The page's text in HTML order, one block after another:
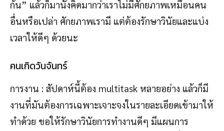
ก้น” แล้วก็มานั่งคิดมากว่าเราไม่มีศักยภาพเหมือนคน
อื่นหรือเปล่า ศักยภาพเรามี แต่ต้องรักษาวินัยและแบ่ง
เวลาให้ดีๆ ด้วยนะ
คนเกิดวันจันทร์
การงาน : สัปดาห์นี้ต้อง multitask หลายอย่าง แล้วก็มี
งานที่มันต้องการเฉพาะเจาะจงในรายละเอียดเข้ามาให้
ทำด้วย ขอให้รักษาวินัยการทำงานดีๆ มีแผนการ